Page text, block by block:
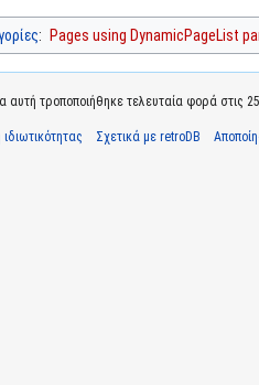
: Pages using DynamicPageList
αυτή τροποποιήθηκε τελευταία φορά στις
ιδιωτικότητας Σχετικά με retroDB